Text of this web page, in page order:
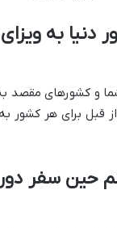
دنیا به
و کشورهای مقصد
قبل برای هر کشور
حین سفر دور